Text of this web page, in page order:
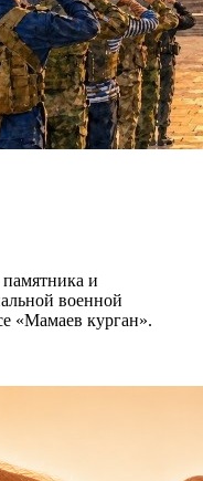
и
военной
«Мамаев курган».